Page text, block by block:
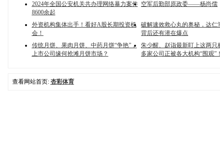
2024年全国公安机关共办理网络暴力案件
8600余起
空军后勤部原政委——杨尚儒
外资机构集体出手！看好A股长期投资机
会！
破解速效救心丸的奥秘，达仁
背后还有潜在爆点
传统月饼、果肉月饼、中药月饼“争艳”，
上市公司缘何抢滩月饼市场？
朱少醒、赵诣最新盯上这两只
多家公司正被各大机构“围观”
查看网站首页: 杏彩体育